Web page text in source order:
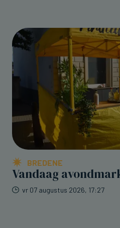
BREDENE
Vandaag
vr 07 augustus 2026, 17:27